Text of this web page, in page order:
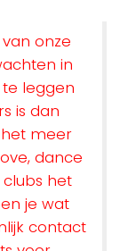
onze
in
leggen
is dan
het meer
dance
het
je wat
contact